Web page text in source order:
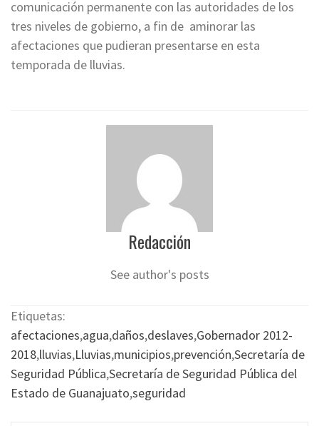
comunicación permanente con las autoridades de los
tres niveles de gobierno, a fin de aminorar las
afectaciones que pudieran presentarse en esta
temporada de lluvias.
Redacción
See author's posts
Etiquetas:
afectaciones,agua,daños,deslaves,Gobernador 2012-
2018,lluvias,Lluvias,municipios,prevención,Secretaría de
Seguridad Pública,Secretaría de Seguridad Pública del
Estado de Guanajuato,seguridad